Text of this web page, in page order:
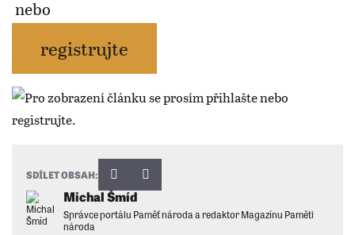
nebo
registrujte
Michal Šmíd
Správce portálu Paměť národa a redaktor Magazínu Paměti
národa
SDÍLET OBSAH: